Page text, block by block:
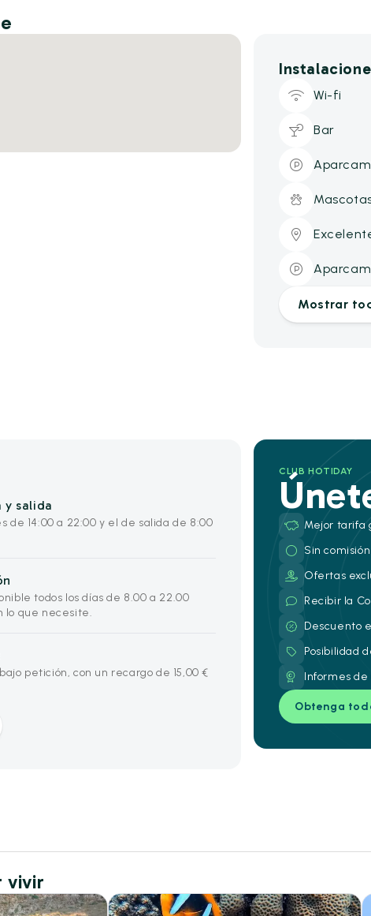
Wi-fi
Bar
Mostrar
y salida
de 14:00 a 22:00 y el de salida de 8:00
todos los días de 8.00 a 22.00
lo que necesite.
petición, con un recargo de 15,00 €
CLUB HOTIDAY
Mejor tarifa
Sin comisión
Ofertas
Recibir la
Descuento
Posibilidad
Informes
Obtenga
vivir